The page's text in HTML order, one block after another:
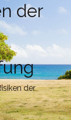
der
der